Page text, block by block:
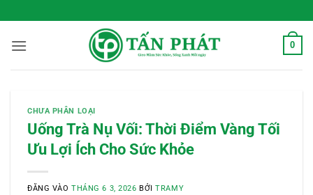
qua
nội
0
CHƯA PHÂN LOẠI
Uống Trà Nụ Vối: Thời Điểm Vàng Tối
Ưu Lợi Ích Cho Sức Khỏe
ĐĂNG VÀOTHÁNG 6 3, 2026 BỞITRAMY